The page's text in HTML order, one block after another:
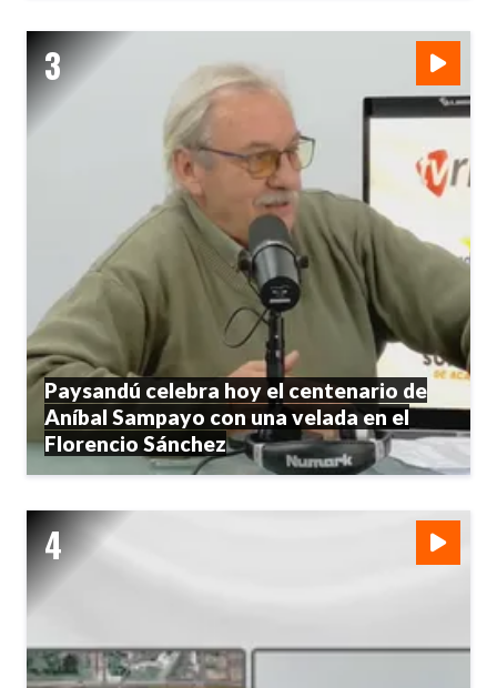
Paysandú celebra hoy el centenario de
Aníbal Sampayo con una velada en el
Florencio Sánchez